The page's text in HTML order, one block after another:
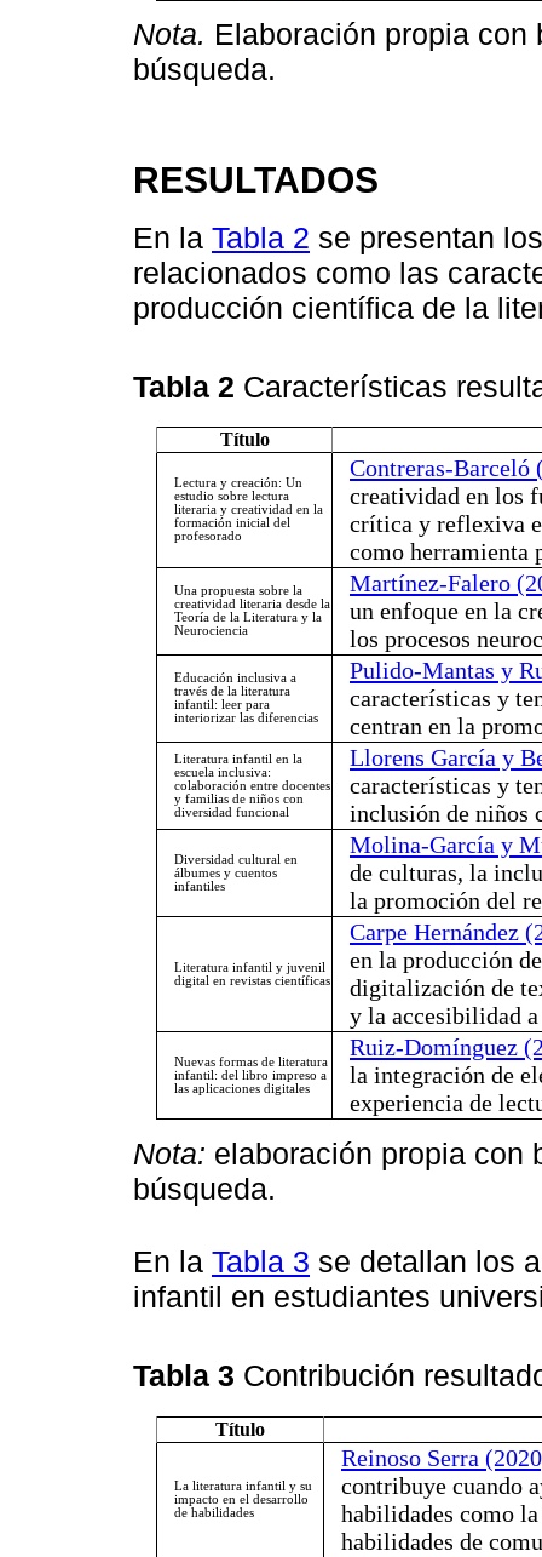
Nota. Elaboración propia
búsqueda.
RESULTADOS
En la Tabla 2 se presentan
relacionados como las
producción científica de la
Tabla 2 Características
Título
Lectura y creación: Un
estudio sobre lectura
literaria y creatividad en la
formación inicial del
profesorado
Contreras-Barceló
creatividad en los
crítica y reflexiva
como herramienta
Una propuesta sobre la
creatividad literaria desde la
Teoría de la Literatura y la
Neurociencia
Martínez-Falero
un enfoque en la
los procesos
Educación inclusiva a
través de la literatura
infantil: leer para
interiorizar las diferencias
Pulido-Mantas y
características y
centran en la
Literatura infantil en la
escuela inclusiva:
colaboración entre docentes
y familias de niños con
diversidad funcional
Llorens García y
características y
inclusión de niños
Diversidad cultural en
álbumes y cuentos
infantiles
Molina-García y
de culturas, la
la promoción del
Literatura infantil y juvenil
digital en revistas científicas
Carpe Hernández
en la producción
digitalización de
y la accesibilidad
Nuevas formas de literatura
infantil: del libro impreso a
las aplicaciones digitales
Ruiz-Domínguez
la integración de
experiencia de
Nota: elaboración propia con
búsqueda.
En la Tabla 3 se detallan los
infantil en estudiantes
Tabla 3 Contribución
Título
La literatura infantil y su
impacto en el desarrollo
de habilidades
Reinoso Serra
contribuye cuando
habilidades como
habilidades de